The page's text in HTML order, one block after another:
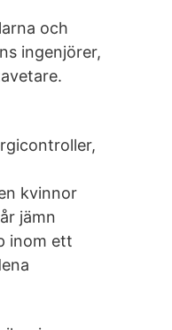
och
ingenjörer,
kvinnor
jämn
inom ett